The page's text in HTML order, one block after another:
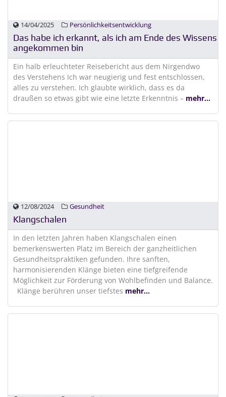
14/04/2025 Persönlichkeitsentwicklung
Das habe ich erkannt, als ich am Ende des Wissens
angekommen bin
Ein halb erleuchteter Reisebericht aus dem Nirgendwo
des Verstehens Ich war neugierig und fest entschlossen,
alles zu verstehen. Ich glaubte wirklich, dass es da
draußen so etwas gibt wie eine letzte Erkenntnis – mehr...
12/08/2024 Gesundheit
Klangschalen
In den letzten Jahren haben Klangschalen einen
bemerkenswerten Platz im Bereich der ganzheitlichen
Gesundheitspraktiken gefunden. Ihre sanften,
harmonisierenden Klänge bieten eine tiefgreifende
Möglichkeit zur Förderung von Wohlbefinden und Balance.
Klänge berühren unser tiefstes mehr...